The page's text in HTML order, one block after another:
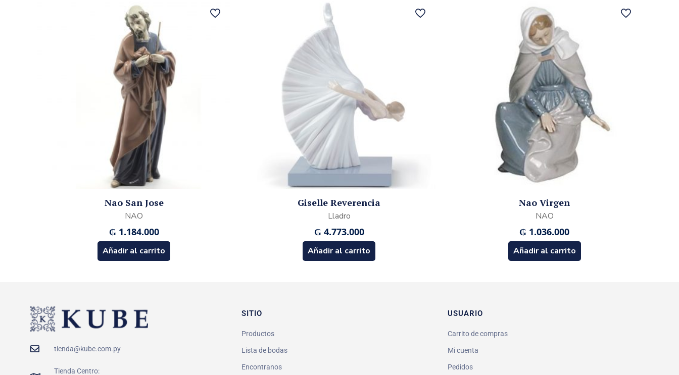
Nao San Jose
NAO
₲1.184.000
Añadir al carrito
Giselle Reverencia
Lladro
₲4.773.000
Añadir al carrito
Nao Virgen
NAO
₲ 1.036.000
Añadir al carrito
tienda@kube.com.py
Tienda Centro:
SITIO
Productos
Lista de bodas
Encontranos
USUARIO
Carrito de compras
Mi cuenta
Pedidos